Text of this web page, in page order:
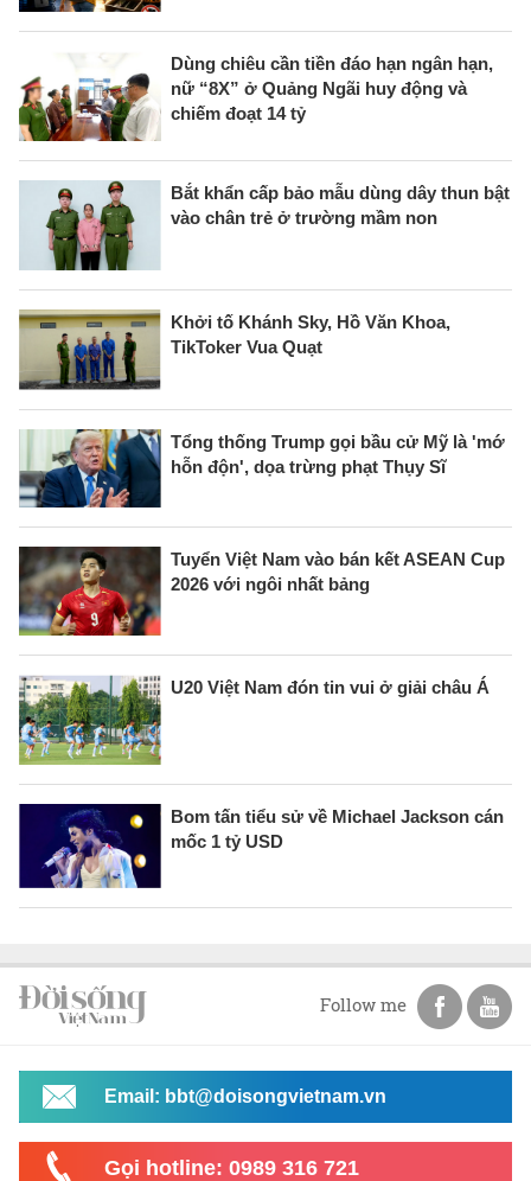
Dùng chiêu cần tiền đáo hạn ngân hạn,
nữ “8X” ở Quảng Ngãi huy động và
chiếm đoạt 14 tỷ
Bắt khẩn cấp bảo mẫu dùng dây thun bật
vào chân trẻ ở trường mầm non
Khởi tố Khánh Sky, Hồ Văn Khoa,
TikToker Vua Quạt
Tổng thống Trump gọi bầu cử Mỹ là 'mớ
hỗn độn', dọa trừng phạt Thụy Sĩ
Tuyển Việt Nam vào bán kết ASEAN Cup
2026 với ngôi nhất bảng
U20 Việt Nam đón tin vui ở giải châu Á
Bom tấn tiểu sử về Michael Jackson cán
mốc 1 tỷ USD
Follow me
Email: bbt@doisongvietnam.vn
Gọi hotline: 0989 316 721